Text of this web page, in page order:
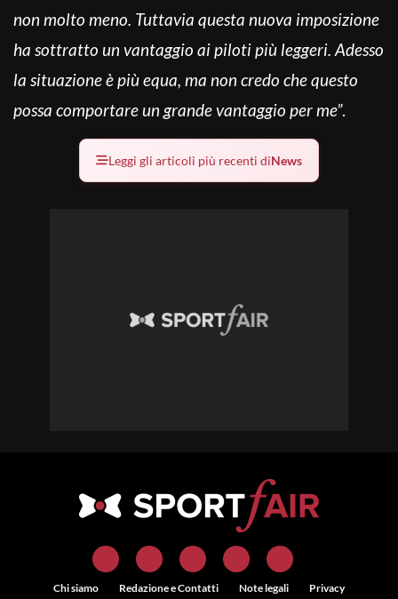
non molto meno. Tuttavia questa nuova imposizione
ha sottratto un vantaggio ai piloti più leggeri. Adesso
la situazione è più equa, ma non credo che questo
possa comportare un grande vantaggio per me”.
Leggi gli articoli più recenti diNews
Chi siamo Redazione e Contatti Note legali Privacy